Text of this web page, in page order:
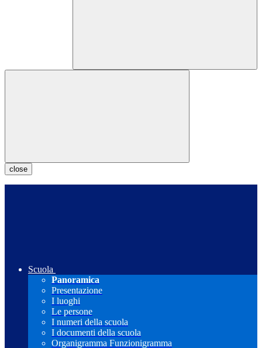
close
Scuola
Panoramica
Presentazione
I luoghi
Le persone
I numeri della scuola
I documenti della scuola
Organigramma Funzionigramma